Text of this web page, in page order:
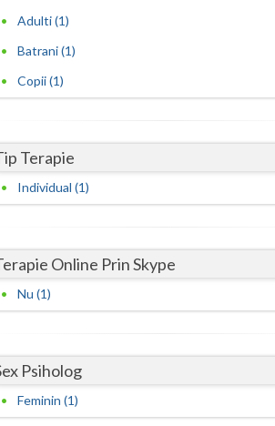
Hunedoara
Iasi
Maramures
Mehedinti
Neamt
Adulti (1)
Batrani (1)
Copii (1)
Terapie
Individual (1)
Online Prin Skype
Nu (1)
Psiholog
Feminin (1)